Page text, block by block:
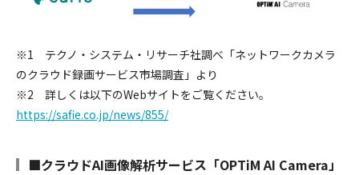
※1 テクノ・システム・リサーチ社調べ「ネットワークカメラ
のクラウド録画サービス市場調査」より
※2 詳しくは以下のWebサイトをご覧ください。
https://safie.co.jp/news/855/
■クラウドAI画像解析サービス「OPTiM AI Camera」